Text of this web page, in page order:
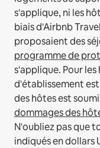
s'applique, ni les
biais d'Airbnb
proposaient des
programme de
s'applique. Pour
d'établissement
des hôtes est
dommages des
N'oubliez pas que
indiqués en dollars